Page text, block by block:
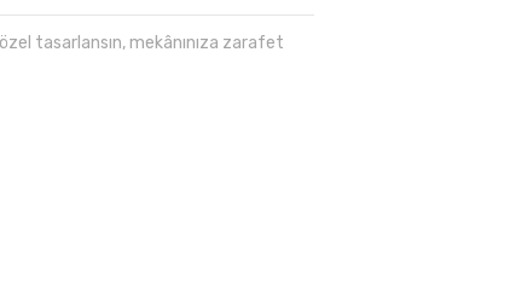
tasarlansın, mekânınıza zarafet